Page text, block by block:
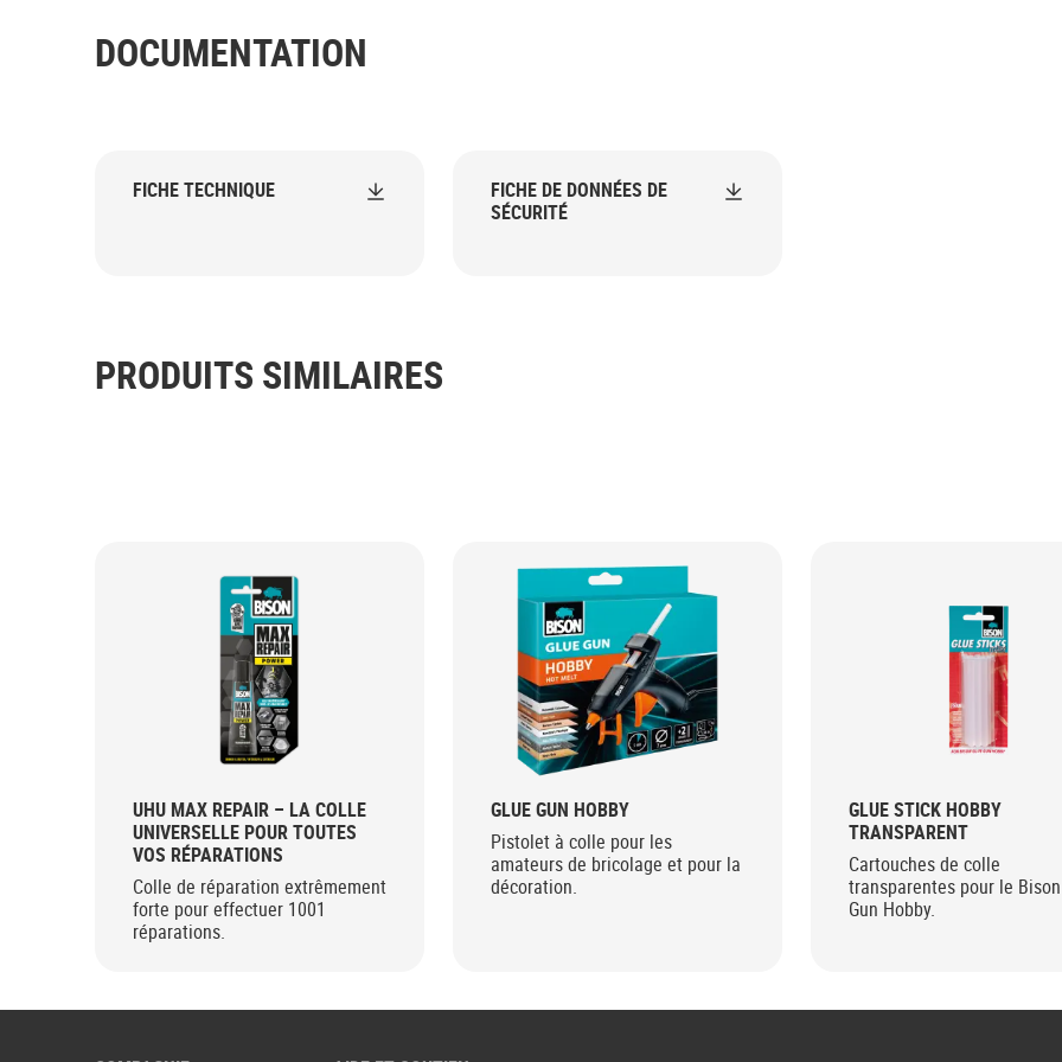
DOCUMENTATION
FICHE TECHNIQUE
FICHE DE DONNÉES DE
SÉCURITÉ
PRODUITS SIMILAIRES
UHU MAX REPAIR – LA COLLE
UNIVERSELLE POUR TOUTES
VOS RÉPARATIONS
Colle de réparation extrêmement
forte pour effectuer 1001
réparations.
GLUE GUN HOBBY
Pistolet à colle pour les
amateurs de bricolage et pour la
décoration.
GLUE STICK HOBBY
TRANSPARENT
Cartouches de colle
transparentes pour le
Gun Hobby.